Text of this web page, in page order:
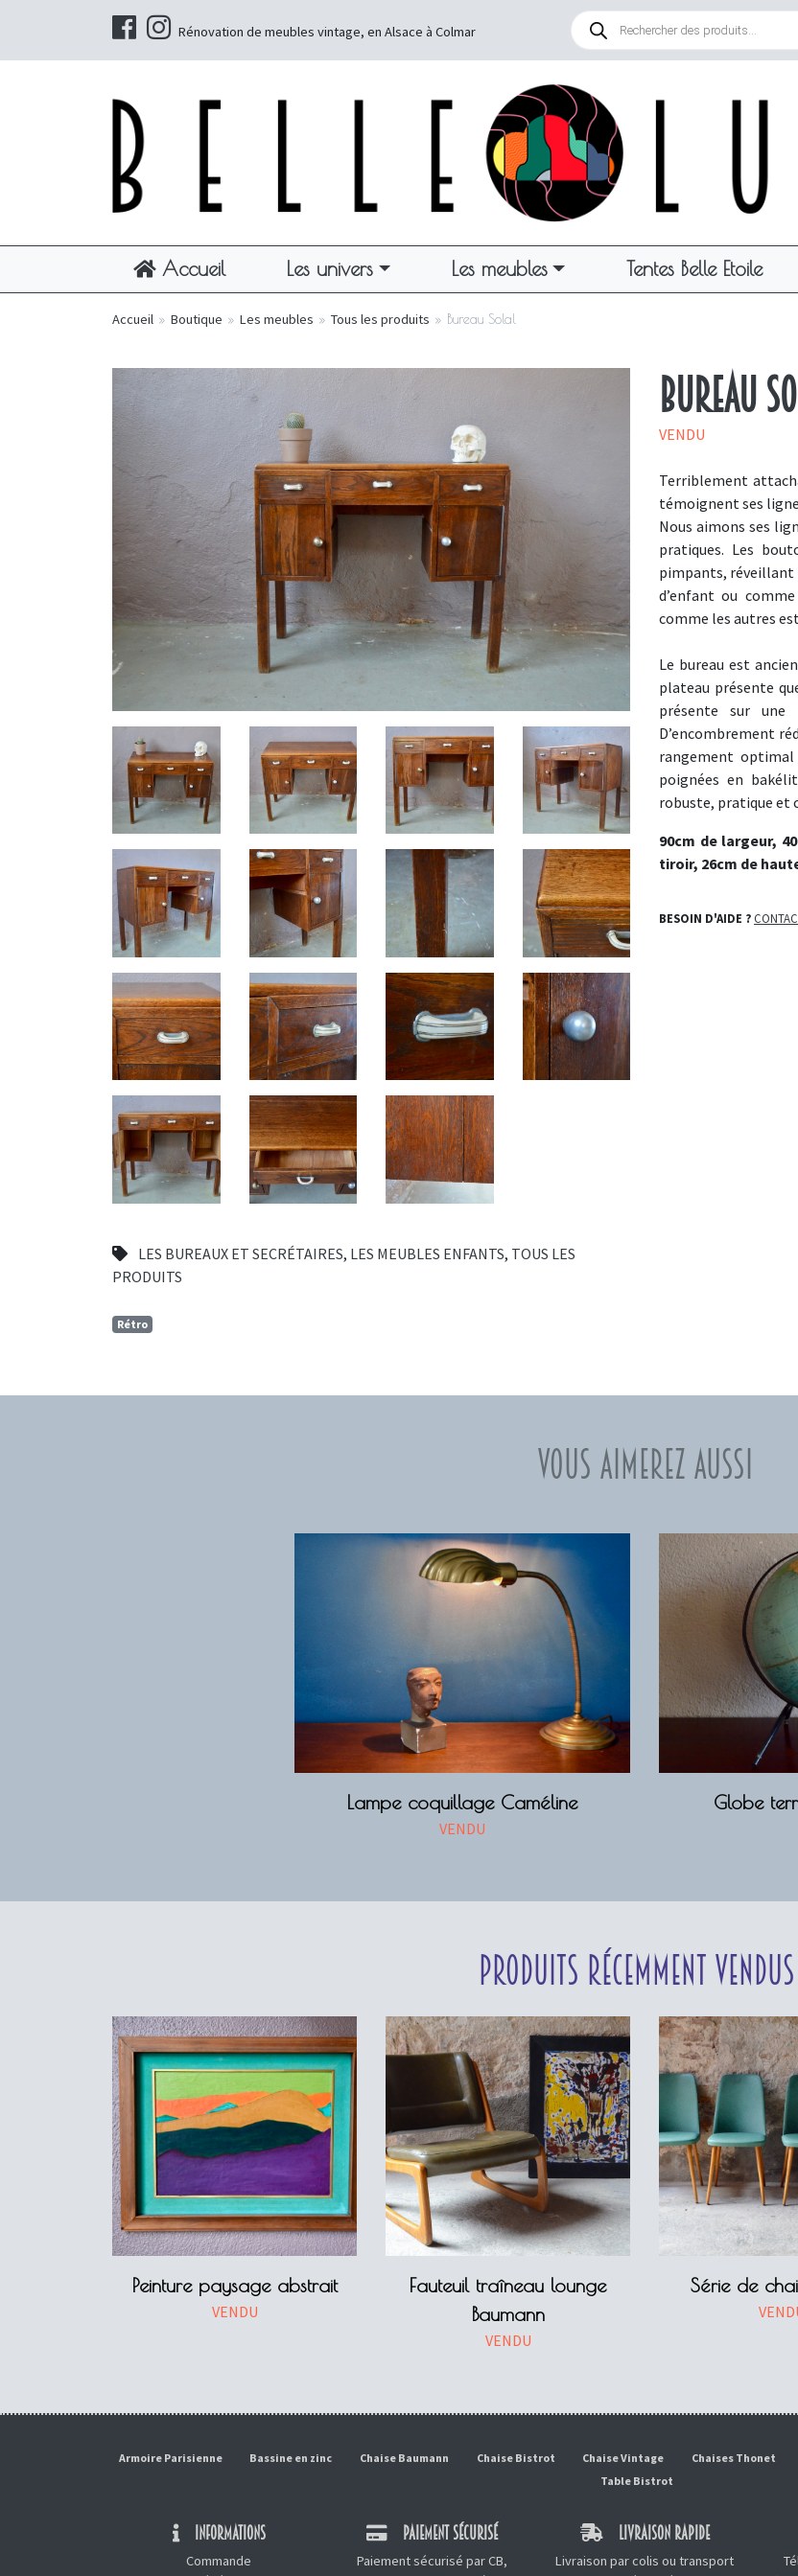
Rénovation de meubles vintage, en Alsace à Colmar
Recherche
produits
Accueil Les univers Les meubles Tentes Belle Etoile
Accueil » Boutique » Les meubles » Tous les produits » Bureau Solal
LES BUREAUX ET SECRÉTAIRES, LES MEUBLES ENFANTS, TOUS LES
PRODUITS
Rétro
Bureau
VENDU
Terriblement
témoignent ses
Nous aimons ses
pratiques. Les
pimpants, réveillant
d’enfant ou
comme les autres
Le bureau est
plateau présente
présente sur une
D’encombrement
rangement
poignées en
robuste, pratique et
90cm de largeur,
tiroir, 26cm de
BESOIN D'AIDE ?
Vous aimerez aussi
Lampe coquillage Caméline
VENDU
Globe
Produits récemment
Peinture paysage abstrait
VENDU
Fauteuil traîneau lounge
Baumann
VENDU
Série de
Armoire Parisienne Bassine en zinc Chaise Baumann Chaise Bistrot Chaise Vintage Chaises Thonet
Table Bistrot
INFORMATIONS
Commande
PAIEMENT SÉCURISÉ
Paiement sécurisé par CB,
LIVRAISON RAPIDE
Livraison par colis ou transport